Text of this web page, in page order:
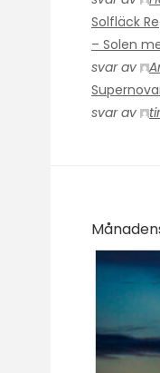
Solfläck
– Solen
svar av
svar av